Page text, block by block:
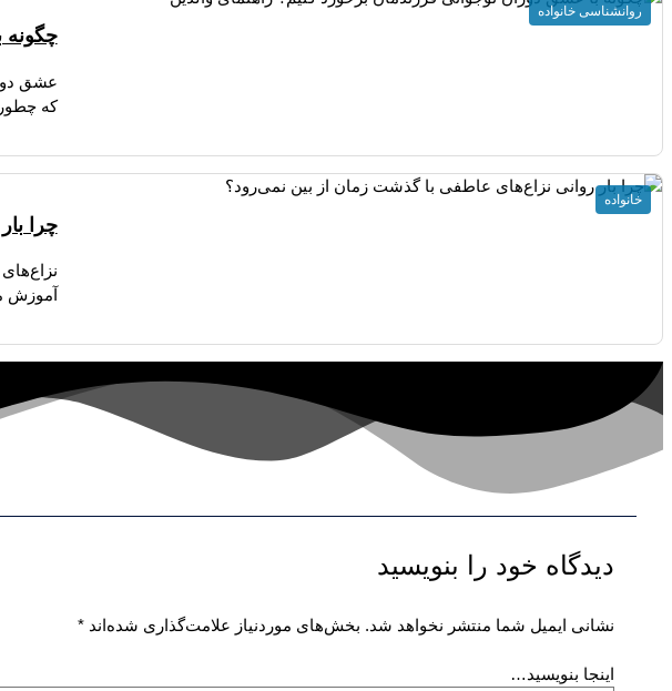
چگونه
عشق
که چطور
روانشناسی خانواده
چرا
آموزش
خانواده
دیدگاه‌ خود را بنویسید
نشانی ایمیل شما منتشر نخواهد شد. بخش‌های موردنیاز علامت‌گذاری شده‌اند *
اینجا بنویسید…